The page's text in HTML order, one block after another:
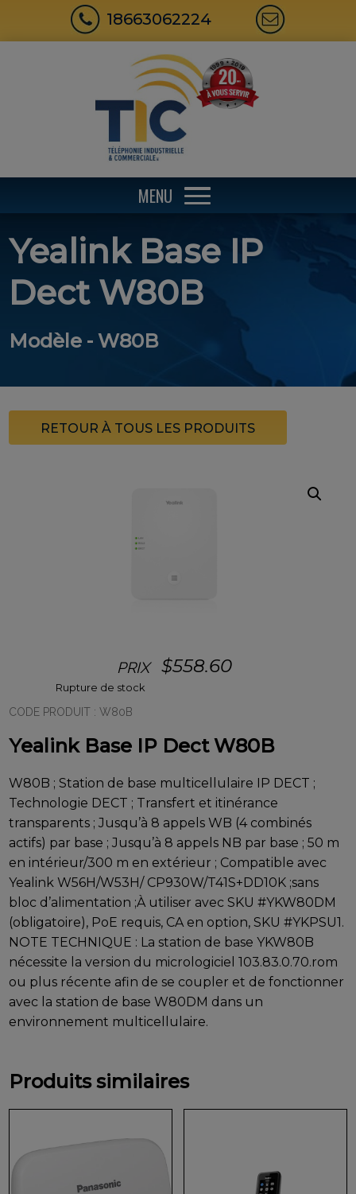
18663062224
MENU
Yealink Base IP
Dect W80B
Modèle - W80B
RETOUR À TOUS LES PRODUITS
PRIX $558.60
Rupture de stock
CODE PRODUIT :W80B
Yealink Base IP Dect W80B
W80B ; Station de base multicellulaire IP DECT ;
Technologie DECT ; Transfert et itinérance
transparents ; Jusqu’à 8 appels WB (4 combinés
actifs) par base ; Jusqu’à 8 appels NB par base ; 50 m
en intérieur/300 m en extérieur ; Compatible avec
Yealink W56H/W53H/ CP930W/T41S+DD10K ;sans
bloc d’alimentation ;À utiliser avec SKU #YKW80DM
(obligatoire), PoE requis, CA en option, SKU #YKPSU1.
NOTE TECHNIQUE : La station de base YKW80B
nécessite la version du micrologiciel 103.83.0.70.rom
ou plus récente afin de se coupler et de fonctionner
avec la station de base W80DM dans un
environnement multicellulaire.
Produits similaires